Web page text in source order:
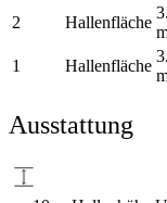
2 Hallenfläche
1 Hallenfläche
Ausstattung